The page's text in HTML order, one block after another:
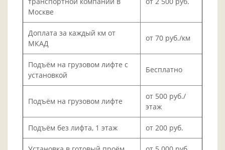
Москве
Доплата за каждый км от
МКАД
от 70 руб./км
Подъём на грузовом лифте с
установкой
Бесплатно
Подъём на грузовом лифте
от 500 руб./
этаж
Подъём без лифта, 1 этаж от 200 руб.